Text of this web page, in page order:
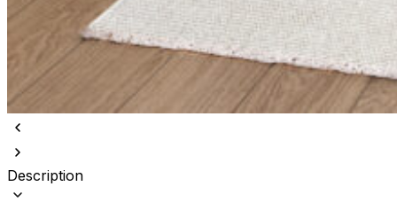
Description